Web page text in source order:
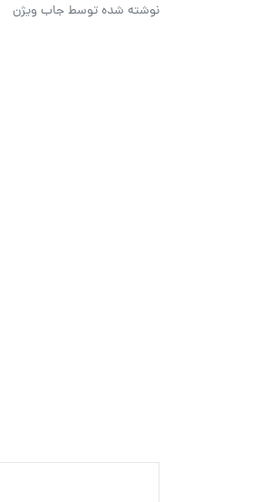
نوشته شده توسطجاب ویژن